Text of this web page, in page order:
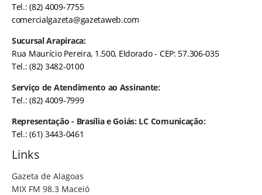
Tel.: (82) 4009-7755
comercialgazeta@gazetaweb.com
Sucursal Arapiraca:
Rua Maurício Pereira, 1.500, Eldorado - CEP: 57.306-035
Tel.: (82) 3482-0100
Serviço de Atendimento ao Assinante:
Tel.: (82) 4009-7999
Representação - Brasília e Goiás: LC Comunicação:
Tel.: (61) 3443-0461
Links
Gazeta de Alagoas
MIX FM 98.3 Maceió